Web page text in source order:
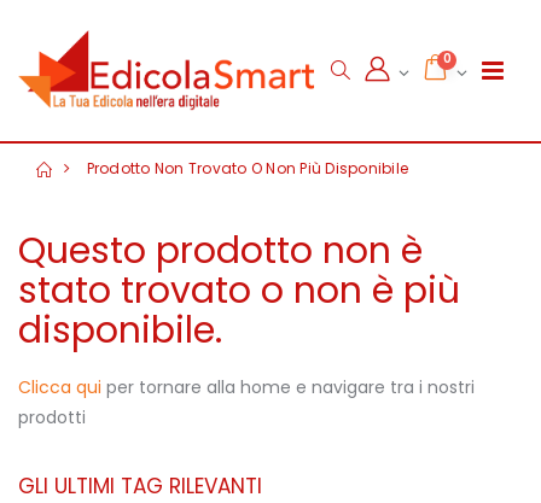
0
Prodotto Non Trovato O Non Più Disponibile
Questo prodotto non è
stato trovato o non è più
disponibile.
Clicca qui per tornare alla home e navigare tra i nostri
prodotti
GLI ULTIMI TAG RILEVANTI